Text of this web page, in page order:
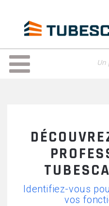
contenu
principal
Toggle
navigation
Identifiez-vous
vos